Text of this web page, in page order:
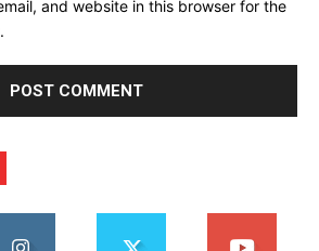
and website in this browser for the